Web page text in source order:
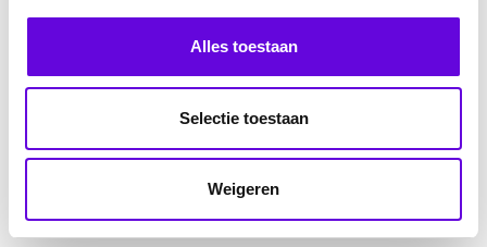
Alles toestaan
Selectie toestaan
Weigeren